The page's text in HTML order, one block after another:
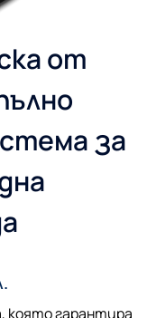
от
за
гарантира